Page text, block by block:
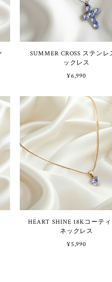
SUMMER CROSS ステンレスネ
ックレス
¥6,990
HEART SHINE 18Kコーティング
ネックレス
¥5,990